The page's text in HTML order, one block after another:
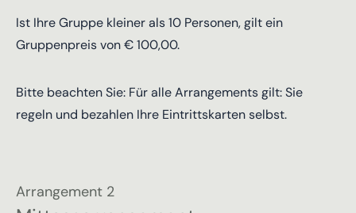
Ist Ihre Gruppe kleiner als 10 Personen, gilt ein
Gruppenpreis von € 100,00.
Bitte beachten Sie: Für alle Arrangements gilt: Sie
regeln und bezahlen Ihre Eintrittskarten selbst.
Arrangement 2